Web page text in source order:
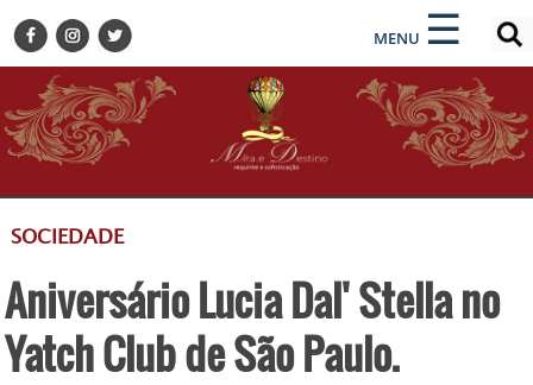
MENU ☰
×
BELEZA
BUSINESS E NEGÓCIOS
CULTURA
DESTINOS
GASTRONOMIA
HOTELARIA
MODA
×
ENCONTRE SUA NOTÍCIA
SOCIEDADE
Aniversário Lucia Dal' Stella no
Yatch Club de São Paulo.